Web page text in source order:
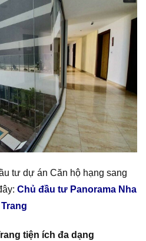
tư dự án Căn hộ hạng sang
Chủ đầu tư Panorama Nha
Trang
tiện ích đa dạng